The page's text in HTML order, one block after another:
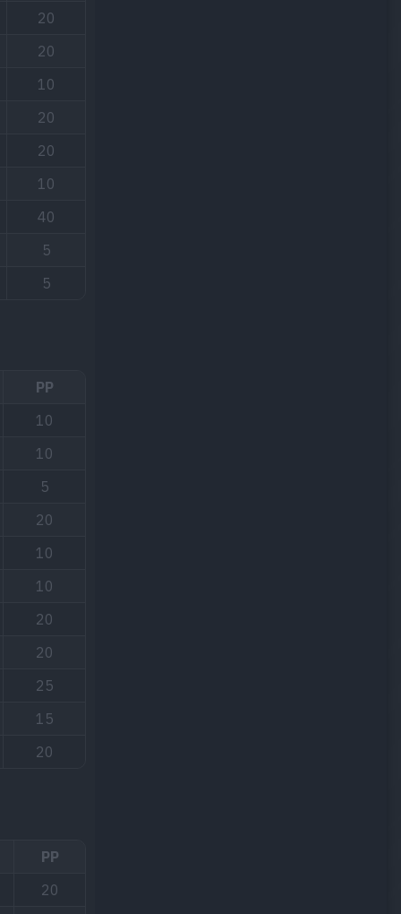
20
20
10
20
20
10
40
5
5
PP
10
10
5
20
10
10
20
20
25
15
20
PP
20